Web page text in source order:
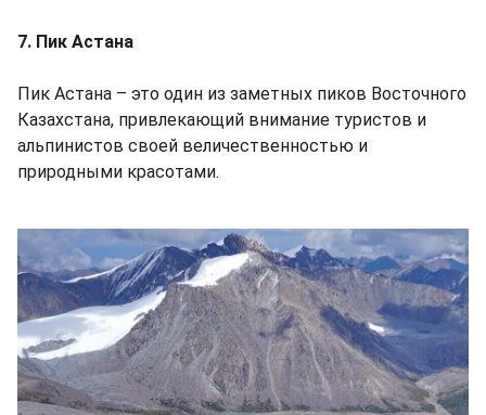
7. Пик Астана
Пик Астана – это один из заметных пиков Восточного
Казахстана, привлекающий внимание туристов и
альпинистов своей величественностью и
природными красотами.